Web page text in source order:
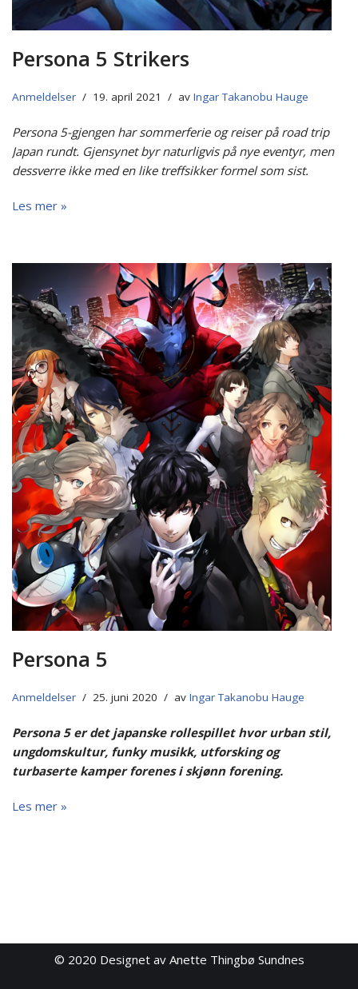
Persona 5 Strikers
Anmeldelser 19. april 2021 av Ingar Takanobu Hauge
Persona 5-gjengen har sommerferie og reiser på road trip
Japan rundt. Gjensynet byr naturligvis på nye eventyr, men
dessverre ikke med en like treffsikker formel som sist.
Les mer »
Persona 5
Anmeldelser 25. juni 2020 av Ingar Takanobu Hauge
Persona 5 er det japanske rollespillet hvor urban stil,
ungdomskultur, funky musikk, utforsking og
turbaserte kamper forenes i skjønn forening.
Les mer »
© 2020 Designet av Anette Thingbø Sundnes